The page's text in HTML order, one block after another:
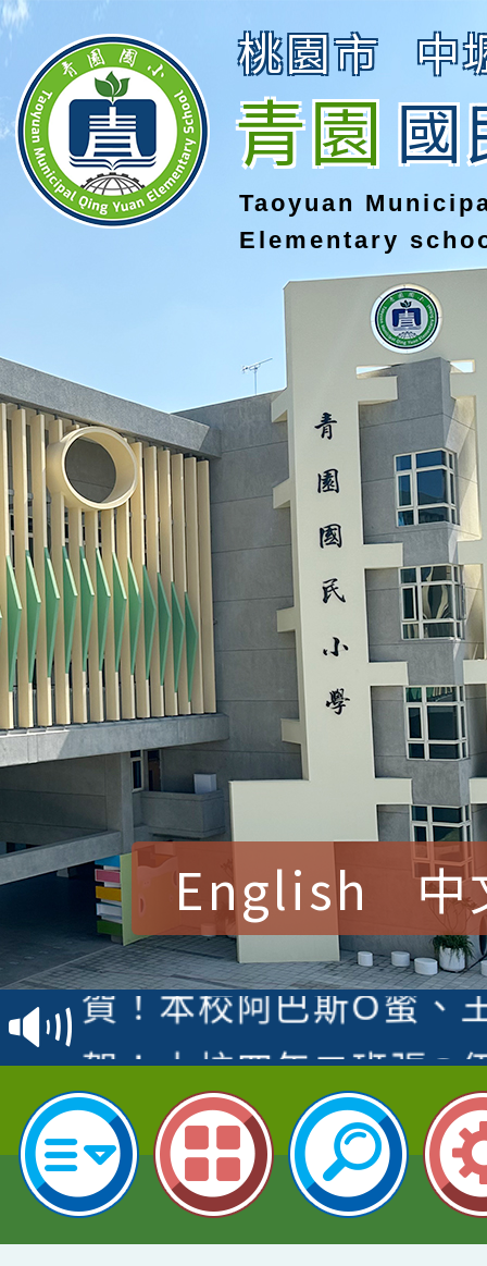
桃園市 中
青園國
Taoyuan
Elementary
English 中
賀！本校參加桃園市中
賽 洪綺君教師榮獲社
名
賀！本校阿巴斯O蜜、
倩參加桃園市科展 國
名 指導老師王老師、
賀！本校四年二班張O
園市英語競賽國小朗讀
指導老師林老師
賀！本校參加桃園市中
賽 劉文瑛教師榮獲教
臺灣台語-第二名
賀！本校參與2026世
市賽榮獲科學小創客佳
賀！本校參加桃園市中